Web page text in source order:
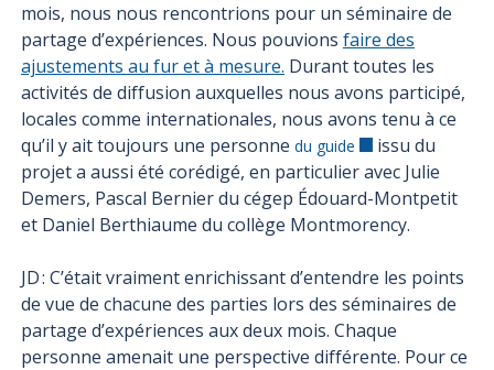
mois, nous nous rencontrions pour un séminaire de
partage d’expériences. Nous pouvions faire des
ajustements au fur et à mesure. Durant toutes les
activités de diffusion auxquelles nous avons participé,
locales comme internationales, nous avons tenu à ce
qu’il y ait toujours une personne du guide
issu du
projet a aussi été corédigé, en particulier avec Julie
Demers, Pascal Bernier du cégep Édouard-Montpetit
et Daniel Berthiaume du collège Montmorency.
JD : C’était vraiment enrichissant d’entendre les points
de vue de chacune des parties lors des séminaires de
partage d’expériences aux deux mois. Chaque
personne amenait une perspective différente. Pour ce